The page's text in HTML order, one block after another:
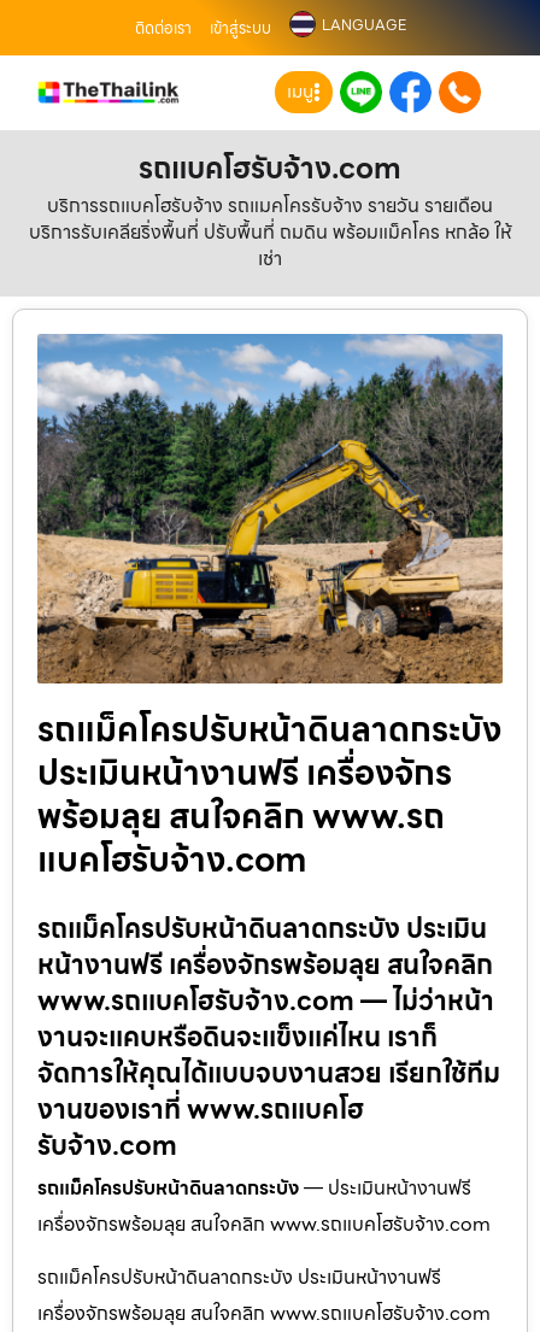
ติดต่อเรา เข้าสู่ระบบ LANGUAGE
เมนู
รถแบคโฮรับจ้าง.com
บริการรถแบคโฮรับจ้าง รถแมคโครรับจ้าง รายวัน รายเดือน
บริการรับเคลียริ่งพื้นที่ ปรับพื้นที่ ถมดิน พร้อมแม็คโคร หกล้อ ให้
เช่า
รถแม็คโครปรับหน้าดินลาดกระบัง
ประเมินหน้างานฟรี เครื่องจักร
พร้อมลุย สนใจคลิก www.รถ
แบคโฮรับจ้าง.com
รถแม็คโครปรับหน้าดินลาดกระบัง ประเมิน
หน้างานฟรี เครื่องจักรพร้อมลุย สนใจคลิก
www.รถแบคโฮรับจ้าง.com — ไม่ว่าหน้า
งานจะแคบหรือดินจะแข็งแค่ไหน เราก็
จัดการให้คุณได้แบบจบงานสวย เรียกใช้ทีม
งานของเราที่ www.รถแบคโฮ
รับจ้าง.com
รถแม็คโครปรับหน้าดินลาดกระบัง— ประเมินหน้างานฟรี
เครื่องจักรพร้อมลุย สนใจคลิก www.รถแบคโฮรับจ้าง.com
รถแม็คโครปรับหน้าดินลาดกระบัง ประเมินหน้างานฟรี
เครื่องจักรพร้อมลุย สนใจคลิก www.รถแบคโฮรับจ้าง.com